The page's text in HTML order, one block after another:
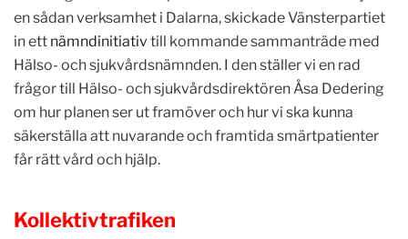
en sådan verksamhet i Dalarna, skickade Vänsterpartiet
in ett nämndinitiativtill kommande sammanträde med
Hälso- och sjukvårdsnämnden. I den ställer vi en rad
frågor till Hälso- och sjukvårdsdirektören Åsa Dedering
om hur planen ser ut framöver och hur vi ska kunna
säkerställa att nuvarande och framtida smärtpatienter
får rätt vård och hjälp.
Kollektivtrafiken